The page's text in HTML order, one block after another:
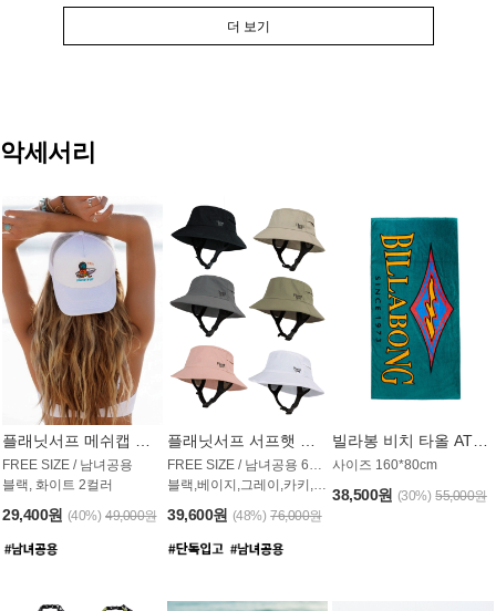
더 보기
악세서리
FREE SIZE / 남녀공용
블랙, 화이트 2컬러
29,400원 (40%) 49,000원
블랙,베이지,그레이,카키,핑크,화이트
39,600원 (48%) 76,000원
사이즈 160*80cm
38,500원 (30%) 55,000원